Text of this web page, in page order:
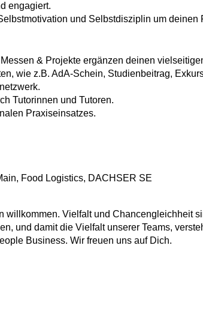
engagiert.
und Selbstdisziplin um
& Projekte ergänzen deinen
wie z.B. AdA-Schein, Studienbeitrag,
Tutorinnen und Tutoren.
Praxiseinsatzes.
Food Logistics, DACHSER SE
willkommen. Vielfalt und Chancengleichheit
und damit die Vielfalt unserer Teams,
Business. Wir freuen uns auf Dich.